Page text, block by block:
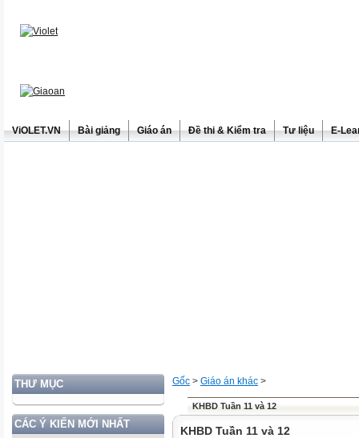
ViOLET.VN Bài giảng Giáo án Đề thi & Kiểm tra Tư liệu E-
THƯ MỤC
CÁC Ý KIẾN MỚI NHẤT
Gốc > Giáo án khác >
KHBD Tuần 11 và 12
KHBD Tuần 11 và 12